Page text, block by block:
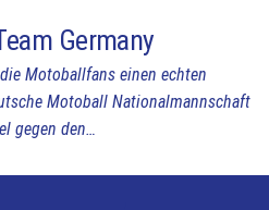
Germany
Motoballfans einen echten
Motoball Nationalmannschaft
gegen den…